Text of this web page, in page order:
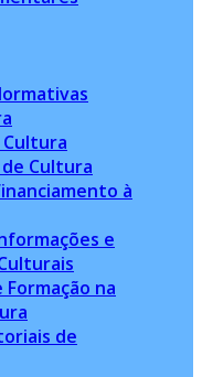
Cultura
Cultura
à
e
na
de